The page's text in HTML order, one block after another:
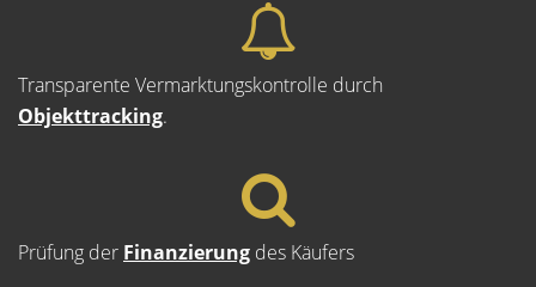
Transparente Vermarktungskontrolle durch
Objekttracking.
Prüfung der Finanzierung des Käufers